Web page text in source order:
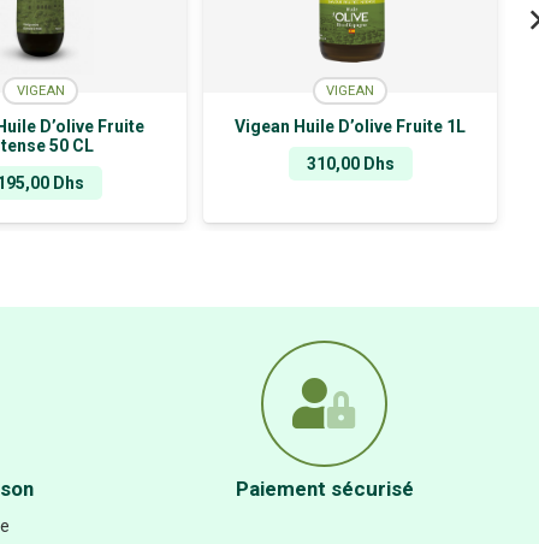
VIGEAN
D’olive Fruite
50 CL
Dhs
VIGEAN
Vigean Huile D’olive Fruite 1L
310,00 Dhs
Paiement sécurisé